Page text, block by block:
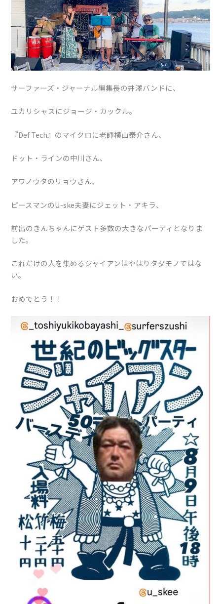
サーファーズ・ジャーナル編集長の井澤バンドに、
ユカリシャスにジョージ・カックル。
『Def Tech』のマイクロに老師横山泰介さん、
ドット・ラインの中川さん、
アワノウタのリョウさん、
ピースマンのU-ske夫妻にジェット・アキラ、
前出のきんちゃんにゲスト多数の大きなパーティとなりま
した。
これだけの人を集めるジャイアンはやはりタダモノではな
い。
おめでとう！！